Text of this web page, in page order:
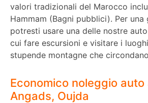
valori tradizionali del Marocco
Hammam (Bagni pubblici). Per
potresti usare una delle nostre
cui fare escursioni e visitare i
stupende montagne che
Economico noleggio auto
Angads, Oujda